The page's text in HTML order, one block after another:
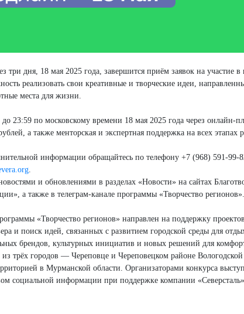
три дня, 18 мая 2025 года, завершится приём заявок на участие
реализовать свои креативные и творческие идеи,
места для жизни.
23:59 по московскому времени 18 мая 2025 года через онлайн-
а также менторская и экспертная поддержка на всех этапах
информации обращайтесь по телефону +7 (968) 591-
.
и обновлениями в разделах «Новости» на сайтах
а также в телеграм-канале программы «Творчество регионов».
«Творчество регионов» направлен на поддержку
и поиск идей, связанных с развитием городской среды для
брендов, культурных инициатив и новых решений для
трёх городов — Череповце и Череповецком районе
в Мурманской области. Организаторами конкурса
социальной информации при поддержке компании